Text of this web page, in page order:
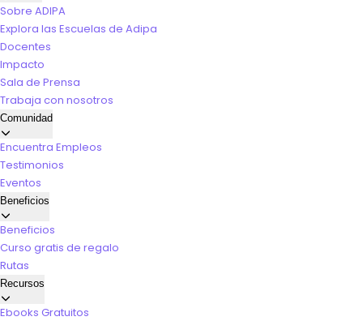
Sobre ADIPA
Explora las Escuelas de Adipa
Docentes
Impacto
Sala de Prensa
Trabaja con nosotros
Comunidad
Encuentra Empleos
Testimonios
Eventos
Beneficios
Beneficios
Curso gratis de regalo
Rutas
Recursos
Ebooks Gratuitos